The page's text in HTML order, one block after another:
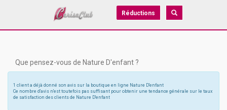
Réductions
Que pensez-vous de Nature D'enfant ?
1 client a déjà donné son avis sur la boutique en ligne Nature D'enfant
Ce nombre d'avis n'est toutefois pas suffisant pour obtenir une tendance générale sur le taux
de satisfaction des clients de Nature D'enfant